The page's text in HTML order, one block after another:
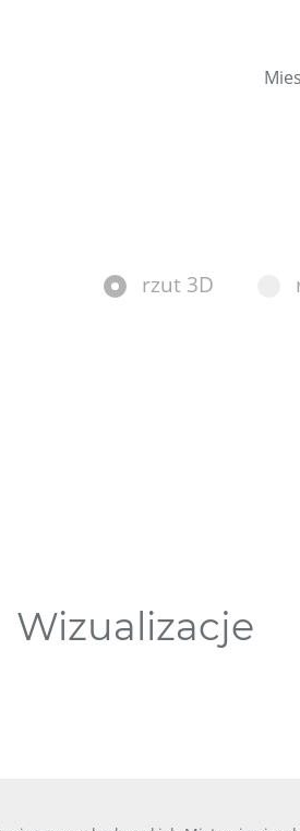
rzut 3D
Wizualizacje